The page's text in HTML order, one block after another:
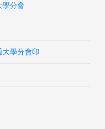
學分會
大學分會印